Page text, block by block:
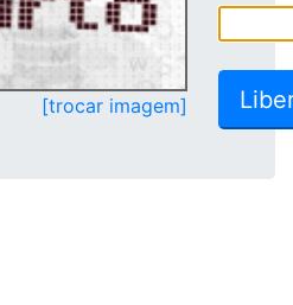
[trocar imagem]